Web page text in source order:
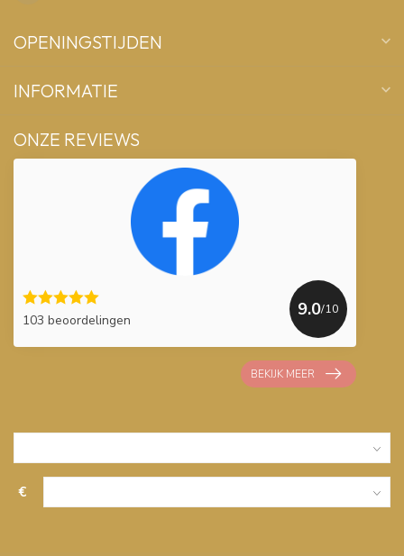
OPENINGSTIJDEN
INFORMATIE
ONZE REVIEWS
103 beoordelingen
9.0/10
BEKIJK MEER
€